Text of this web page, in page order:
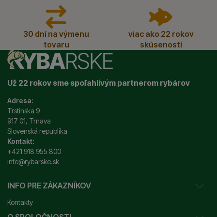
30 dní na výmenu
tovaru
viac ako 22 rokov
skúseností
Už 22 rokov sme spoľahlivým partnerom rybárov
Adresa:
Trstínska 9
917 01, Trnava
Slovenská republika
Kontakt:
+421 918 955 800
info@rybarske.sk
INFO PRE ZÁKAZNÍKOV
Kontakty